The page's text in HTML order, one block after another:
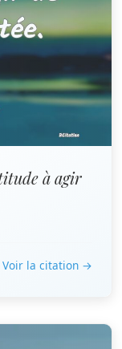
à agir
Voir la citation →